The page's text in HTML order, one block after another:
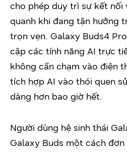
cho phép duy trì sự kết nối
quanh khi đang tận hưởng
trọn vẹn. Galaxy Buds4
cập các tính năng AI trực
không cần chạm vào điện
tích hợp AI vào thói quen
dàng hơn bao giờ hết.
Người dùng hệ sinh thái
Galaxy Buds một cách đơn